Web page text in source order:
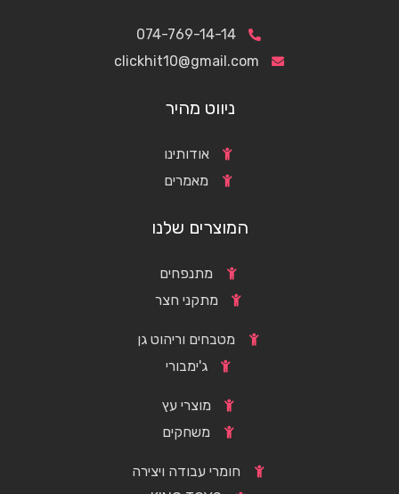
074-769-14-14
clickhit10@gmail.com
ניווט מהיר
אודותינו
מאמרים
המוצרים שלנו
מתנפחים
מתקני חצר
מטבחים וריהוט גן
ג'ימבורי
מוצרי עץ
משחקים
חומרי עבודה ויצירה